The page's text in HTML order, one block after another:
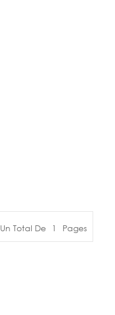
Un Total De 1 Pages